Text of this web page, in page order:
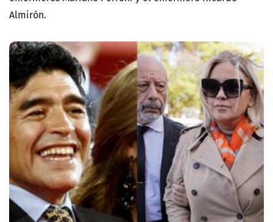
Almirón.